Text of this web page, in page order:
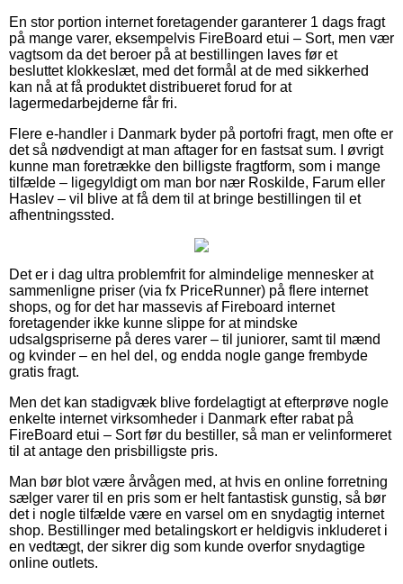
En stor portion internet foretagender garanterer 1 dags fragt
på mange varer, eksempelvis FireBoard etui – Sort, men vær
vagtsom da det beroer på at bestillingen laves før et
besluttet klokkeslæt, med det formål at de med sikkerhed
kan nå at få produktet distribueret forud for at
lagermedarbejderne får fri.
Flere e-handler i Danmark byder på portofri fragt, men ofte er
det så nødvendigt at man aftager for en fastsat sum. I øvrigt
kunne man foretrække den billigste fragtform, som i mange
tilfælde – ligegyldigt om man bor nær Roskilde, Farum eller
Haslev – vil blive at få dem til at bringe bestillingen til et
afhentningssted.
Det er i dag ultra problemfrit for almindelige mennesker at
sammenligne priser (via fx PriceRunner) på flere internet
shops, og for det har massevis af Fireboard internet
foretagender ikke kunne slippe for at mindske
udsalgspriserne på deres varer – til juniorer, samt til mænd
og kvinder – en hel del, og endda nogle gange frembyde
gratis fragt.
Men det kan stadigvæk blive fordelagtigt at efterprøve nogle
enkelte internet virksomheder i Danmark efter rabat på
FireBoard etui – Sort før du bestiller, så man er velinformeret
til at antage den prisbilligste pris.
Man bør blot være årvågen med, at hvis en online forretning
sælger varer til en pris som er helt fantastisk gunstig, så bør
det i nogle tilfælde være en varsel om en snydagtig internet
shop. Bestillinger med betalingskort er heldigvis inkluderet i
en vedtægt, der sikrer dig som kunde overfor snydagtige
online outlets.